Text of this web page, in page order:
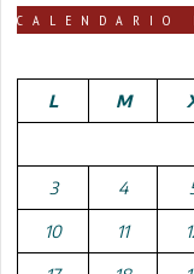
CALENDARIO
L
M
3 4
10 11